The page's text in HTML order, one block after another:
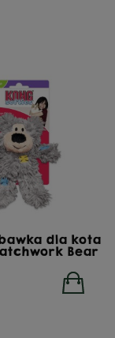
dla kota
Bear